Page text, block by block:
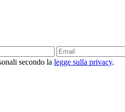
secondo la legge sulla privacy.